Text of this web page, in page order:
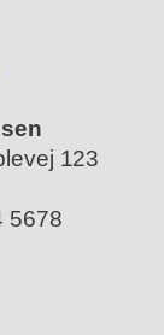
123
5678